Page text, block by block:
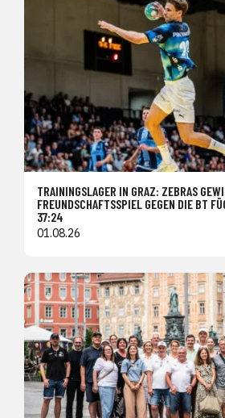
TRAININGSLAGER IN GRAZ: ZEBRAS
FREUNDSCHAFTSSPIEL GEGEN DIE BT
37:24
01.08.26